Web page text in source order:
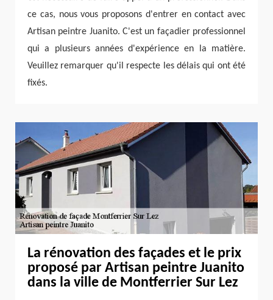
ce cas, nous vous proposons d'entrer en contact avec
Artisan peintre Juanito. C'est un façadier professionnel
qui a plusieurs années d'expérience en la matière.
Veuillez remarquer qu'il respecte les délais qui ont été
fixés.
La rénovation des façades et le prix
proposé par Artisan peintre Juanito
dans la ville de Montferrier Sur Lez